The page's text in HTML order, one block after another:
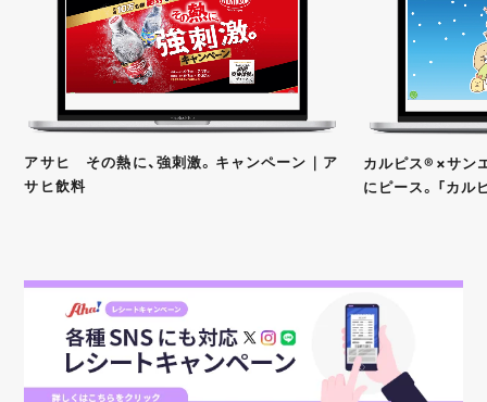
アサヒ その熱に、強刺激。キャンペーン｜ア
サヒ飲料
カルピス®×サン
にピース。「カル